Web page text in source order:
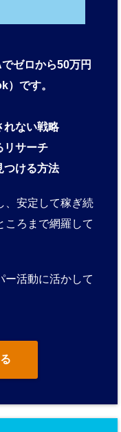
ゼロから50万円
）です。
れない戦略
リサーチ
つける方法
、安定して稼ぎ続
ころまで網羅して
ー活動に活かして